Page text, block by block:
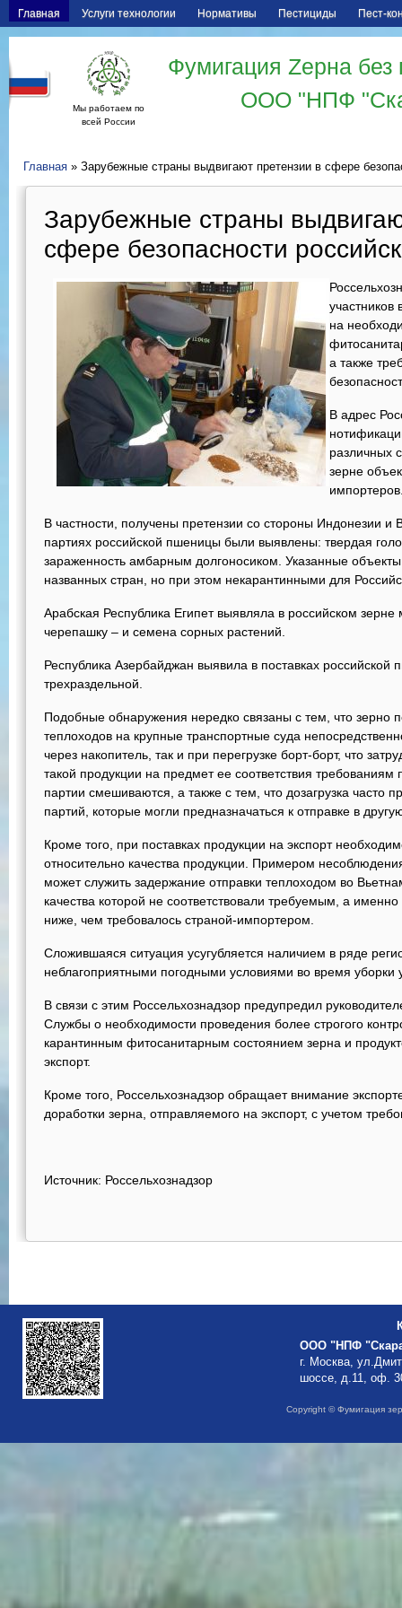
Главная Услуги технологии Нормативы Пестициды Пест-
Мы работаем по
всей России
Фумигация Zерна
ООО "НПФ
Главная » Зарубежные страны выдвигают претензии в сфере
Зарубежные страны
сфере безопасности
участников
на
а также
В адрес
различных
зерне
В частности, получены претензии со стороны Индонезии и
партиях российской пшеницы были выявлены: твердая
зараженность амбарным долгоносиком. Указанные
названных стран, но при этом некарантинными для
Арабская Республика Египет выявляла в российском
черепашку – и семена сорных растений.
Республика Азербайджан выявила в поставках
трехраздельной.
Подобные обнаружения нередко связаны с тем, что зерно
теплоходов на крупные транспортные суда
через накопитель, так и при перегрузке борт-борт, что
такой продукции на предмет ее соответствия
партии смешиваются, а также с тем, что дозагрузка часто
партий, которые могли предназначаться к отправке в
Кроме того, при поставках продукции на экспорт
относительно качества продукции. Примером
может служить задержание отправки теплоходом во
качества которой не соответствовали требуемым, а
ниже, чем требовалось страной-импортером.
Сложившаяся ситуация усугубляется наличием в ряде
неблагоприятными погодными условиями во время уборки
В связи с этим Россельхознадзор предупредил
Службы о необходимости проведения более строгого
карантинным фитосанитарным состоянием зерна и
экспорт.
Кроме того, Россельхознадзор обращает внимание
доработки зерна, отправляемого на экспорт, с учетом
Источник: Россельхознадзор
ООО "НПФ
г. Москва,
шоссе, д.11, оф.
Copyright © Фумигация